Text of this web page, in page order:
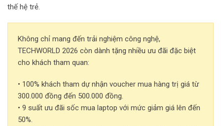
thế hệ trẻ.
Không chỉ mang đến trải nghiệm công nghệ,
TECHWORLD 2026 còn dành tặng nhiều ưu đãi đặc biệt
cho khách tham quan:
• 100% khách tham dự nhận voucher mua hàng trị giá từ
300.000 đồng đến 500.000 đồng.
• 9 suất ưu đãi sốc mua laptop với mức giảm giá lên đến
50%.